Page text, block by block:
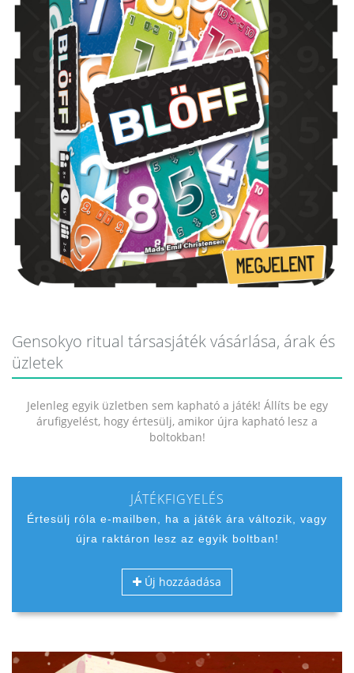
Gensokyo ritual társasjáték vásárlása, árak és
üzletek
Jelenleg egyik üzletben sem kapható a játék! Állíts be egy
árufigyelést, hogy értesülj, amikor újra kapható lesz a
boltokban!
JÁTÉKFIGYELÉS
Értesülj róla e-mailben, ha a játék ára változik, vagy
újra raktáron lesz az egyik boltban!
Új hozzáadása